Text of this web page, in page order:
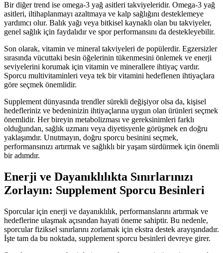
Bir diğer trend ise omega-3 yağ asitleri takviyeleridir. Omega-3 yağ
asitleri, iltihaplanmayı azaltmaya ve kalp sağlığını desteklemeye
yardımcı olur. Balık yağı veya bitkisel kaynaklı olan bu takviyeler,
genel sağlık için faydalıdır ve spor performansını da destekleyebilir.
Son olarak, vitamin ve mineral takviyeleri de popülerdir. Egzersizler
sırasında vücuttaki besin öğelerinin tükenmesini önlemek ve enerji
seviyelerini korumak için vitamin ve minerallere ihtiyaç vardır.
Sporcu multivitaminleri veya tek bir vitamini hedeflenen ihtiyaçlara
göre seçmek önemlidir.
Supplement dünyasında trendler sürekli değişiyor olsa da, kişisel
hedefleriniz ve bedeninizin ihtiyaçlarına uygun olan ürünleri seçmek
önemlidir. Her bireyin metabolizması ve gereksinimleri farklı
olduğundan, sağlık uzmanı veya diyetisyenle görüşmek en doğru
yaklaşımdır. Unutmayın, doğru sporcu besinini seçmek,
performansınızı artırmak ve sağlıklı bir yaşam sürdürmek için önemli
bir adımdır.
Enerji ve Dayanıklılıkta Sınırlarınızı
Zorlayın: Supplement Sporcu Besinleri
Sporcular için enerji ve dayanıklılık, performanslarını artırmak ve
hedeflerine ulaşmak açısından hayati öneme sahiptir. Bu nedenle,
sporcular fiziksel sınırlarını zorlamak için ekstra destek arayışındadır.
İşte tam da bu noktada, supplement sporcu besinleri devreye girer.